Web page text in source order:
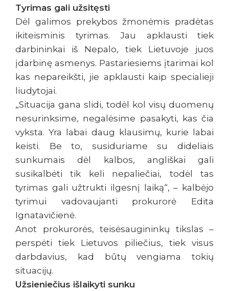
Tyrimas gali užsitęsti
Dėl galimos prekybos žmonėmis pradėtas
ikiteisminis tyrimas. Jau apklausti tiek
darbininkai iš Nepalo, tiek Lietuvoje juos
įdarbinę asmenys. Pastariesiems įtarimai kol
kas nepareikšti, jie apklausti kaip specialieji
liudytojai.
„Situacija gana slidi, todėl kol visų duomenų
nesurinksime, negalėsime pasakyti, kas čia
vyksta. Yra labai daug klausimų, kurie labai
keisti. Be to, susiduriame su dideliais
sunkumais dėl kalbos, angliškai gali
susikalbėti tik keli nepaliečiai, todėl tas
tyrimas gali užtrukti ilgesnį laiką“, – kalbėjo
tyrimui vadovaujanti prokurorė Edita
Ignatavičienė.
Anot prokurorės, teisėsaugininkų tikslas –
perspėti tiek Lietuvos piliečius, tiek visus
darbdavius, kad būtų vengiama tokių
situacijų.
Užsieniečius išlaikyti sunku